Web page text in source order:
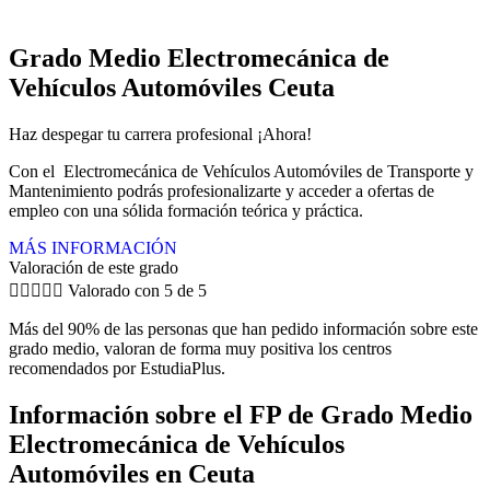
Grado Medio Electromecánica de
Vehículos Automóviles Ceuta
Haz despegar tu carrera profesional ¡Ahora!
Con el Electromecánica de Vehículos Automóviles de Transporte y
Mantenimiento podrás profesionalizarte y acceder a ofertas de
empleo con una sólida formación teórica y práctica.
MÁS INFORMACIÓN
Valoración de este grado
     Valorado con 5 de 5
Más del 90% de las personas que han pedido información sobre este
grado medio, valoran de forma muy positiva los centros
recomendados por EstudiaPlus.
Información sobre el FP de Grado Medio
Electromecánica de Vehículos
Automóviles en Ceuta